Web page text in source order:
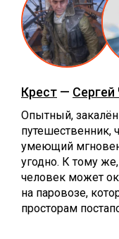
Крест — Сергей
Опытный,
путешественник,
умеющий
угодно. К тому
человек может
на паровозе,
просторам